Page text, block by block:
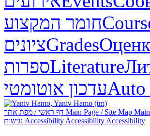
חומר המקצוע
ציוניםGrades
ספרותLiterature
עדכון אוטומטיAuto
Main Page / Site Map
Accessibility Accessibility Accessibility